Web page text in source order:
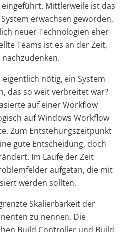
eingeführt. Mittlerweile ist das
erwachsen geworden,
neuer Technologien eher
Teams ist es an der Zeit,
nötig, ein System
das so weit verbreitet war?
auf einer Workflow
auf Windows Workflow
Zum Entstehungszeitpunkt
gute Entscheidung, doch
Im Laufe der Zeit
aufgetan, die mit
werden sollten.
Skalierbarkeit der
zu nennen. Die
Build Controller und Build